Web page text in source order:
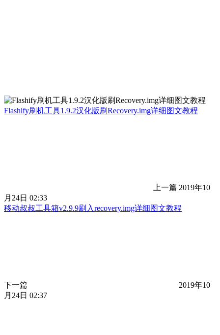
Flashify刷机工具1.9.2汉化版刷Recovery.img详细图文教程
上一篇 2019年10
月24日 02:33
移动叔叔工具箱v2.9.9刷入recovery.img详细图文教程
下一篇
2019年10
月24日 02:37